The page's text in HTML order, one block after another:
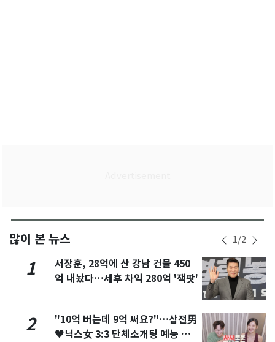
많이 본 뉴스 1/2
1
서장훈, 28억에 산 강남 건물 450
억 내놨다…세후 차익 280억 '잭팟'
2
"10억 버는데 9억 써요?"…삼전男
♥닉스女 3:3 단체소개팅 예능 화